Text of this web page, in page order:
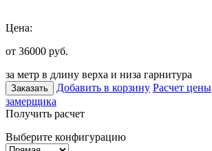
Цена:
от 36000 руб.
за метр в длину верха и низа гарнитура
Заказать Добавить в корзину Расчет цены
замерщика
Получить расчет
Выберите конфигурацию